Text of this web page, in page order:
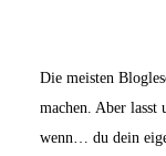
Die meisten
machen. Aber lasst
wenn… du dein